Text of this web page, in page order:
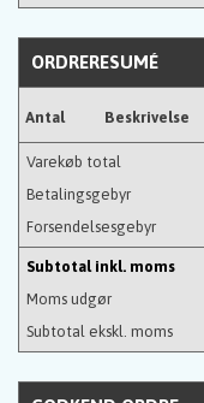
ORDRERESUMÉ
Antal Beskrivelse
Varekøb total
Betalingsgebyr
Forsendelsesgebyr
Subtotal inkl. moms
Moms udgør
Subtotal ekskl. moms